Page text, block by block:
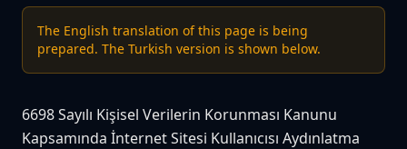
The English translation of this page is being
prepared. The Turkish version is shown below.
6698 Sayılı Kişisel Verilerin Korunması Kanunu
Kapsamında İnternet Sitesi Kullanıcısı Aydınlatma